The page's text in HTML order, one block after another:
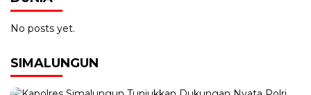
No posts yet.
SIMALUNGUN